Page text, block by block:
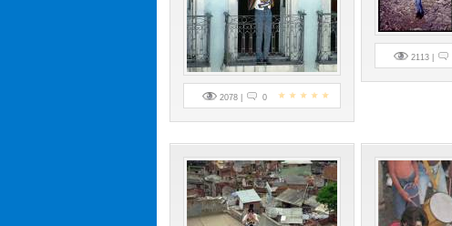
2078 | 0
2113 |